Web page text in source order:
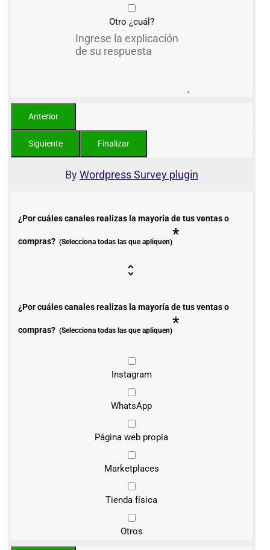
Otro ¿cuál?
ByWordpress Survey plugin
¿Por cuáles canales realizas la mayoría de tus ventas o
compras? (Selecciona todas las que apliquen)*
¿Por cuáles canales realizas la mayoría de tus ventas o
compras? (Selecciona todas las que apliquen)*
Instagram
WhatsApp
Página web propia
Marketplaces
Tienda física
Otros